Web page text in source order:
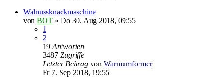
Walnussknackmaschine
von BOT » Do 30. Aug 2018, 09:55
1
2
19 Antworten
3487 Zugriffe
Letzter Beitrag von Warmumformer
Fr 7. Sep 2018, 19:55